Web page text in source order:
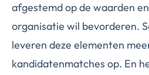
afgestemd op de waarden
organisatie wil bevorderen.
leveren deze elementen
kandidatenmatches op. En